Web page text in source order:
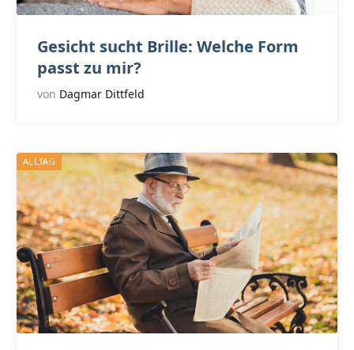
Gesicht sucht Brille: Welche Form
passt zu mir?
von Dagmar Dittfeld
ALLTAG